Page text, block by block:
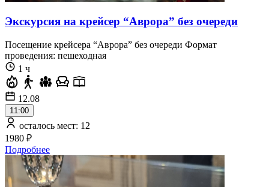
Экскурсия на крейсер “Аврора” без очереди
Посещение крейсера “Аврора” без очереди Формат
проведения: пешеходная
1 ч
12.08
11:00
осталось мест: 12
1980 ₽
Подробнее